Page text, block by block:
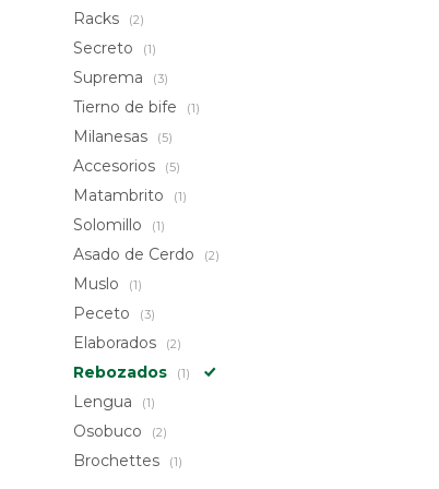
Racks (2)
Secreto (1)
Suprema (3)
Tierno de bife (1)
Milanesas (5)
Accesorios (5)
Matambrito (1)
Solomillo (1)
Asado de Cerdo (2)
Muslo (1)
Peceto (3)
Elaborados (2)
Rebozados (1)
Lengua (1)
Osobuco (2)
Brochettes (1)